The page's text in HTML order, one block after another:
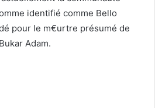
identifié comme Bello
pour le m€urtre présumé de
Adam.